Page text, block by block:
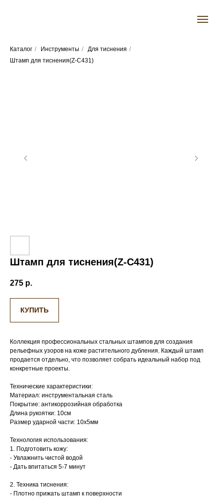
Каталог / Инструменты / Для тиснения /
Штамп для тиснения(Z-C431)
Штамп для тиснения(Z-C431)
275 р.
КУПИТЬ
Коллекция профессиональных стальных штампов для создания
рельефных узоров на коже растительного дубления. Каждый штамп
продается отдельно, что позволяет собрать идеальный набор под
конкретные проекты.
Технические характеристики:
Материал: инструментальная сталь
Покрытие: антикоррозийная обработка
Длина рукоятки: 10см
Размер ударной части: 10х5мм
Технология использования:
1. Подготовить кожу:
- Увлажнить чистой водой
- Дать впитаться 5-7 минут
2. Техника тиснения:
- Плотно прижать штамп к поверхности